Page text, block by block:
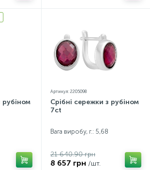
рубіном
Артикул: 2205098
Срібні сережки з рубіном
7ct
Вага виробу, г.: 5,68
21 640.90 грн
8 657 грн /шт.